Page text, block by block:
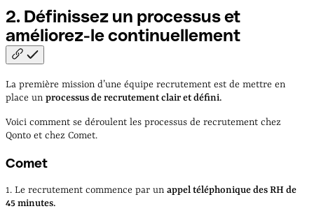
2. Définissez un processus et
améliorez-lecontinuellement
La première mission d’une équipe recrutement est de mettre en
place un processus de recrutement clair et défini.
Voici comment se déroulent les processus de recrutement chez
Qonto et chez Comet.
Comet
1. Le recrutement commence par un appel téléphonique des RH de
45 minutes.